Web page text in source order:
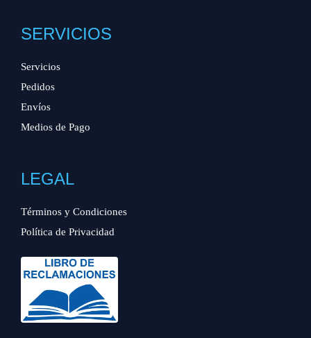
SERVICIOS
Servicios
Pedidos
Envíos
Medios de Pago
LEGAL
Términos y Condiciones
Política de Privacidad